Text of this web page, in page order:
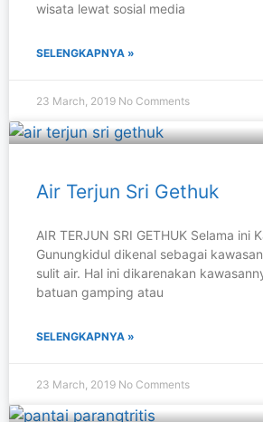
wisata lewat sosial media
SELENGKAPNYA »
23 March, 2019 No Comments
Air Terjun Sri Gethuk
AIR TERJUN SRI GETHUK Selama ini
Gunungkidul dikenal sebagai
sulit air. Hal ini dikarenakan
batuan gamping atau
SELENGKAPNYA »
23 March, 2019 No Comments